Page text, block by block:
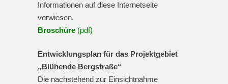
Informationen auf diese Internetseite
verwiesen.
Broschüre (pdf)
Entwicklungsplan für das Projektgebiet
„Blühende Bergstraße“
Die nachstehend zur Einsichtnahme